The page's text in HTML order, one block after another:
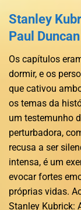
Stanley
Paul Duncan
Os capítulos
dormir, e os
que cativou
os temas da
um testemunho
perturbadora,
recusa a ser
intensa, é um
evocar fortes
próprias vidas.
Stanley Kubrick: